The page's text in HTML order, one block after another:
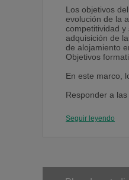
Los objetivos
evolución de la
competitividad
adquisición de
de alojamiento
Objetivos
En este marco,
Responder a
Ofrecer un
Abordar
Seguir leyendo